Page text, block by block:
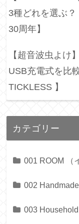
3種どれを選ぶ
30周年】
【超音波虫よけ
USB充電式を比
TICKLESS 】
カテゴリー
001 ROOM （
002
003 Household